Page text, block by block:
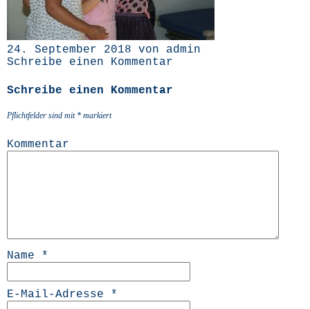
24. September 2018 von admin
Schreibe einen Kommentar
Schreibe einen Kommentar
Pflichtfelder sind mit * markiert
Kommentar
Name *
E-Mail-Adresse *